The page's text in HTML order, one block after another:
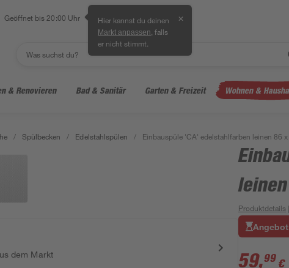
Geöffnet bis 20:00 Uhr Hier kannst du deinen
Markt anpassen , falls
er nicht stimmt.
✕
& Renovieren Bad & Sanitär Garten & Freizeit Wohnen &
/ Spülbecken / Edelstahlspülen / Einbauspüle 'CA' edelstahlfarben leinen 86
dem Markt
Produktdetails
59,99 €